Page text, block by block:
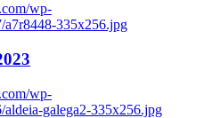
wp-
a7r8448-335x256.jpg
wp-
aldeia-galega2-335x256.jpg